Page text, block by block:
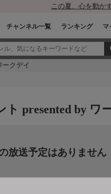
この夏、心を動か
チャンネル一覧 ランキング マ
ークデイ
presented by ワ
放送予定はありません